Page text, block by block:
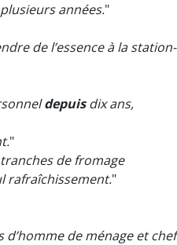
années."
de l’essence à la station-
depuisdix ans,
"
de fromage
rafraîchissement."
de ménage et chef